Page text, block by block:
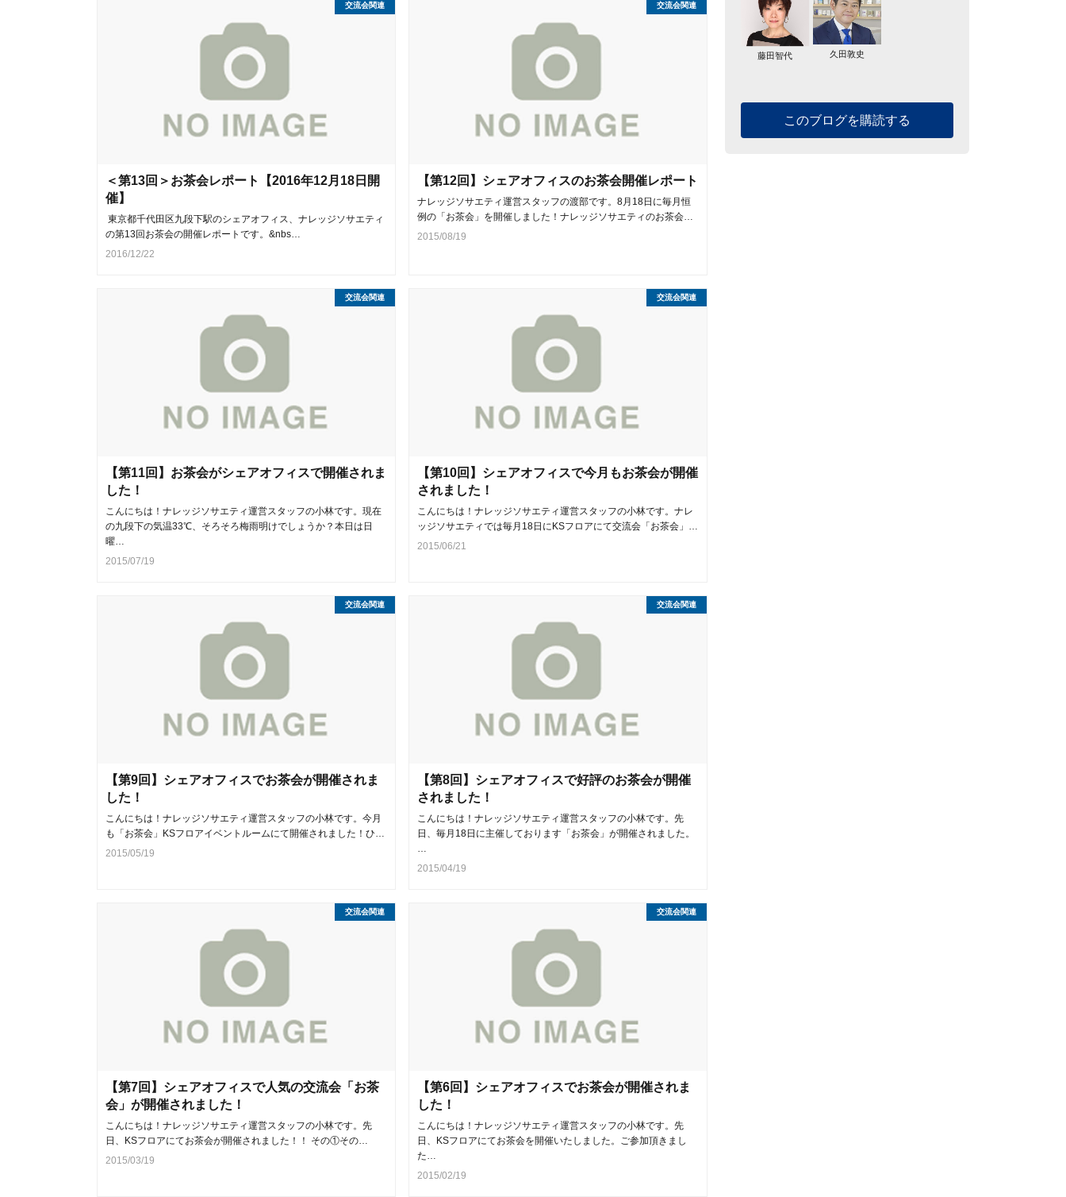
＜第13回＞お茶会レポート【2016年12月18日開
催】
東京都千代田区九段下駅のシェアオフィス、ナレッジソサエティ
の第13回お茶会の開催レポートです。&nbs…
2016/12/22
交流会関連
【第12回】シェアオフィスのお茶会開催レポート
ナレッジソサエティ運営スタッフの渡部です。8月18日に毎月恒
例の「お茶会」を開催しました！ナレッジソサエティのお茶会…
2015/08/19
交流会関連
【第11回】お茶会がシェアオフィスで開催されま
した！
こんにちは！ナレッジソサエティ運営スタッフの小林です。現在
の九段下の気温33℃、そろそろ梅雨明けでしょうか？本日は日
曜…
2015/07/19
交流会関連
【第10回】シェアオフィスで今月もお茶会が開催
されました！
こんにちは！ナレッジソサエティ運営スタッフの小林です。ナレ
ッジソサエティでは毎月18日にKSフロアにて交流会「お茶会」…
2015/06/21
交流会関連
【第9回】シェアオフィスでお茶会が開催されま
した！
こんにちは！ナレッジソサエティ運営スタッフの小林です。今月
も「お茶会」KSフロアイベントルームにて開催されました！ひ…
2015/05/19
交流会関連
【第8回】シェアオフィスで好評のお茶会が開催
されました！
こんにちは！ナレッジソサエティ運営スタッフの小林です。先
日、毎月18日に主催しております「お茶会」が開催されました。
…
2015/04/19
交流会関連
【第7回】シェアオフィスで人気の交流会「お茶
会」が開催されました！
こんにちは！ナレッジソサエティ運営スタッフの小林です。先
日、KSフロアにてお茶会が開催されました！！ その①その…
2015/03/19
交流会関連
【第6回】シェアオフィスでお茶会が開催されま
した！
こんにちは！ナレッジソサエティ運営スタッフの小林です。先
日、KSフロアにてお茶会を開催いたしました。ご参加頂きまし
た…
2015/02/19
交流会関連
藤田智代 久田敦史
このブログを購読する